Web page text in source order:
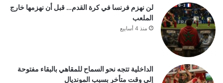
لن نهزم فرنسا في كرة القدم… قبل أن نهزمها خارج
الملعب
منذ 4 أسابيع
الداخلية تتجه نحو السماح للمقاهي بالبقاء مفتوحة
إلى وقت متأخر بسبب المونديال